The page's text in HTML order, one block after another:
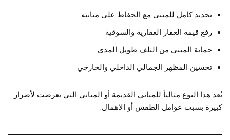
تجديد كامل للمبنى مع الحفاظ على متانته
رفع قيمة العقار العقارية والسوقية
حماية المبنى من التلف طويل المدى
تحسين المظهر الجمالي الداخلي والخارجي
يُعد هذا النوع مثالياً للمباني القديمة أو المباني التي تعرضت لأضرار
كبيرة بسبب عوامل الطقس أو الإهمال.